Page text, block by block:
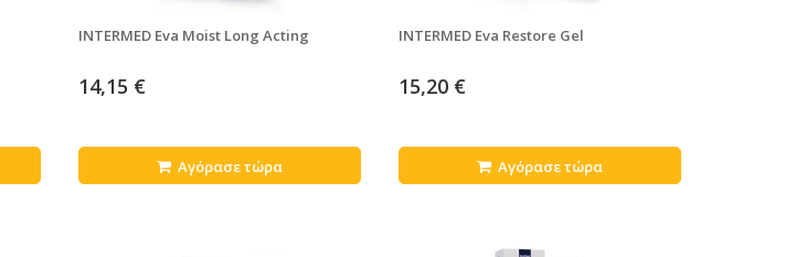
INTERMED Eva Moist Long Acting
14,15 €
Αγόρασε τώρα
INTERMED Eva Restore Gel
15,20 €
Αγόρασε τώρα